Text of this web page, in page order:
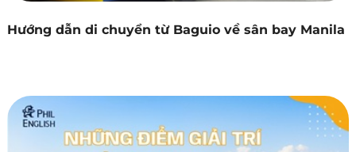
Hướng dẫn di chuyển từ Baguio về sân bay Manila